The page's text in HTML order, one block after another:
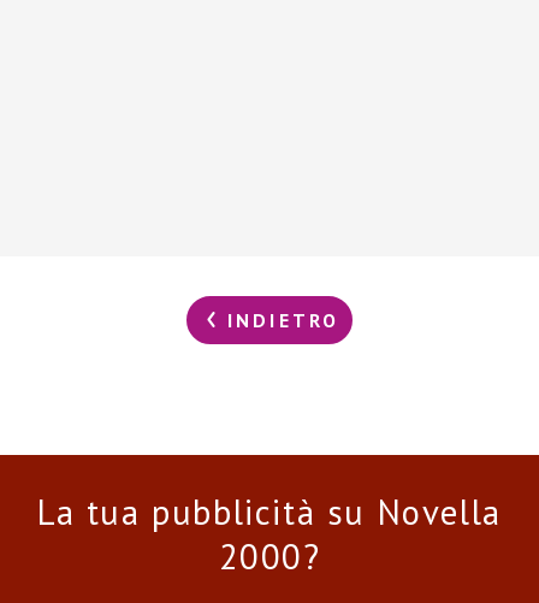
INDIETRO
La tua pubblicità su Novella
2000?